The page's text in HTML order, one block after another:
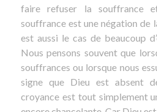
faire refuser la souffrance
souffrance est une négation de
est aussi le cas de beaucoup
Nous pensons souvent que
souffrances ou lorsque nous
signe que Dieu est absent
croyance est tout simplement